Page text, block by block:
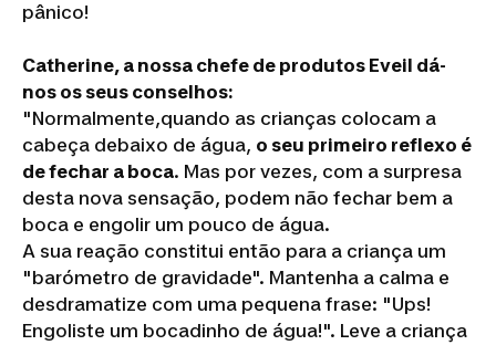
pânico!
Catherine, a nossa chefe de produtos Eveil dá-
nos os seus conselhos:
"Normalmente,quando as crianças colocam a
cabeça debaixo de água, o seu primeiro reflexo é
de fechar a boca. Mas por vezes, com a surpresa
desta nova sensação, podem não fechar bem a
boca e engolir um pouco de água.
A sua reação constitui então para a criança um
"barómetro de gravidade". Mantenha a calma e
desdramatize com uma pequena frase: "Ups!
Engoliste um bocadinho de água!". Leve a criança